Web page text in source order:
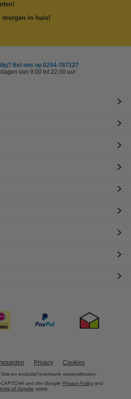
morgen in huis!
Bel ons op 0294-787127
van 9.00 tot 22.00 uur
Privacy Cookies
btw en exclusief eventuele verzendkosten.
and the Google Privacy Policy and
of Service apply.